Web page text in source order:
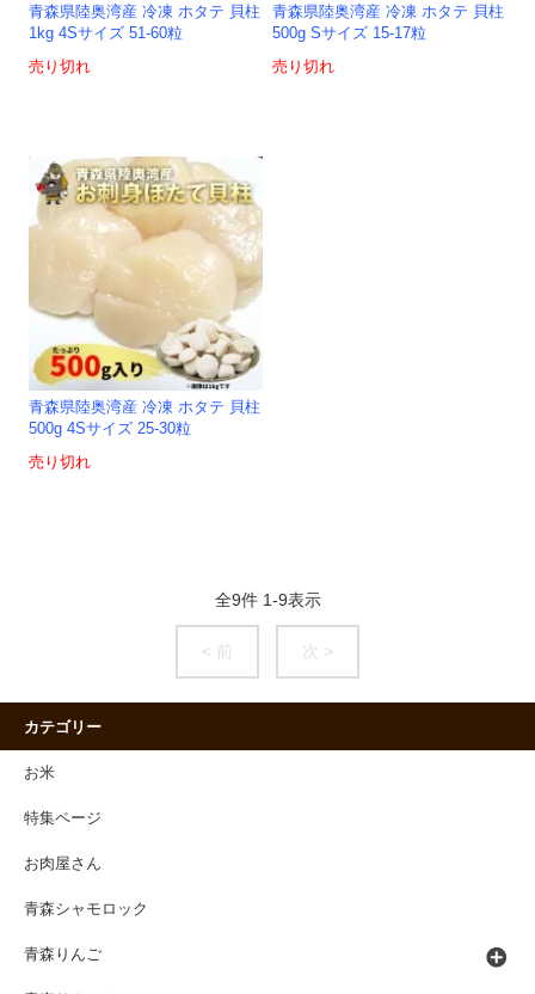
青森県陸奥湾産 冷凍 ホタテ 貝柱
1kg 4Sサイズ 51-60粒
売り切れ
青森県陸奥湾産 冷凍 ホタテ 貝柱
500g Sサイズ 15-17粒
売り切れ
青森県陸奥湾産 冷凍 ホタテ 貝柱
500g 4Sサイズ 25-30粒
売り切れ
全9件 1-9表示
< 前 次 >
カテゴリー
お米
特集ページ
お肉屋さん
青森シャモロック
青森りんご